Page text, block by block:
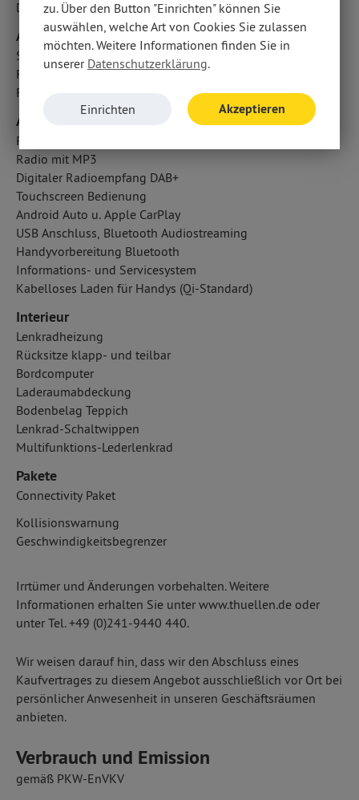
Diebstahlwarnanlage
Airbags
Seitenairbag vorn
Fahrer- /Beifahrerairbag
Fondairbags: Vorhangairbags
Audio & Kommunikation
Radio-Navigationssystem
Radio mit MP3
Digitaler Radioempfang DAB+
Touchscreen Bedienung
Android Auto u. Apple CarPlay
USB Anschluss, Bluetooth Audiostreaming
Handyvorbereitung Bluetooth
Informations- und Servicesystem
Kabelloses Laden für Handys (Qi-Standard)
Interieur
Lenkradheizung
Rücksitze klapp- und teilbar
Bordcomputer
Laderaumabdeckung
Bodenbelag Teppich
Lenkrad-Schaltwippen
Multifunktions-Lederlenkrad
Pakete
Connectivity Paket
Kollisionswarnung
Geschwindigkeitsbegrenzer
Irrtümer und Änderungen vorbehalten. Weitere
Informationen erhalten Sie unter www.thuellen.de oder
unter Tel. +49 (0)241-9440 440.
Wir weisen darauf hin, dass wir den Abschluss eines
Kaufvertrages zu diesem Angebot ausschließlich vor Ort bei
persönlicher Anwesenheit in unseren Geschäftsräumen
anbieten.
Verbrauch und Emission
gemäß PKW-EnVKV
zu. Über den Button "Einrichten" können Sie
auswählen, welche Art von Cookies Sie zulassen
möchten. Weitere Informationen finden Sie in
unserer Datenschutzerklärung.
Einrichten Akzeptieren